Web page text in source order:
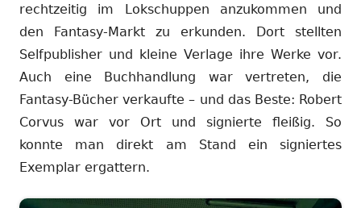
rechtzeitig im Lokschuppen anzukommen und
den Fantasy-Markt zu erkunden. Dort stellten
Selfpublisher und kleine Verlage ihre Werke vor.
Auch eine Buchhandlung war vertreten, die
Fantasy-Bücher verkaufte – und das Beste: Robert
Corvus war vor Ort und signierte fleißig. So
konnte man direkt am Stand ein signiertes
Exemplar ergattern.